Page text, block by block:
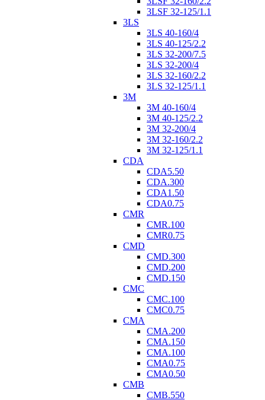
3LSF 32-125/1.1
3LS
3LS 40-160/4
3LS 40-125/2.2
3LS 32-200/7.5
3LS 32-200/4
3LS 32-160/2.2
3LS 32-125/1.1
3M
3M 40-160/4
3M 40-125/2.2
3M 32-200/4
3M 32-160/2.2
3M 32-125/1.1
CDA
CDA5.50
CDA.300
CDA1.50
CDA0.75
CMR
CMR.100
CMR0.75
CMD
CMD.300
CMD.200
CMD.150
CMC
CMC.100
CMC0.75
CMA
CMA.200
CMA.150
CMA.100
CMA0.75
CMA0.50
CMB
CMB.550